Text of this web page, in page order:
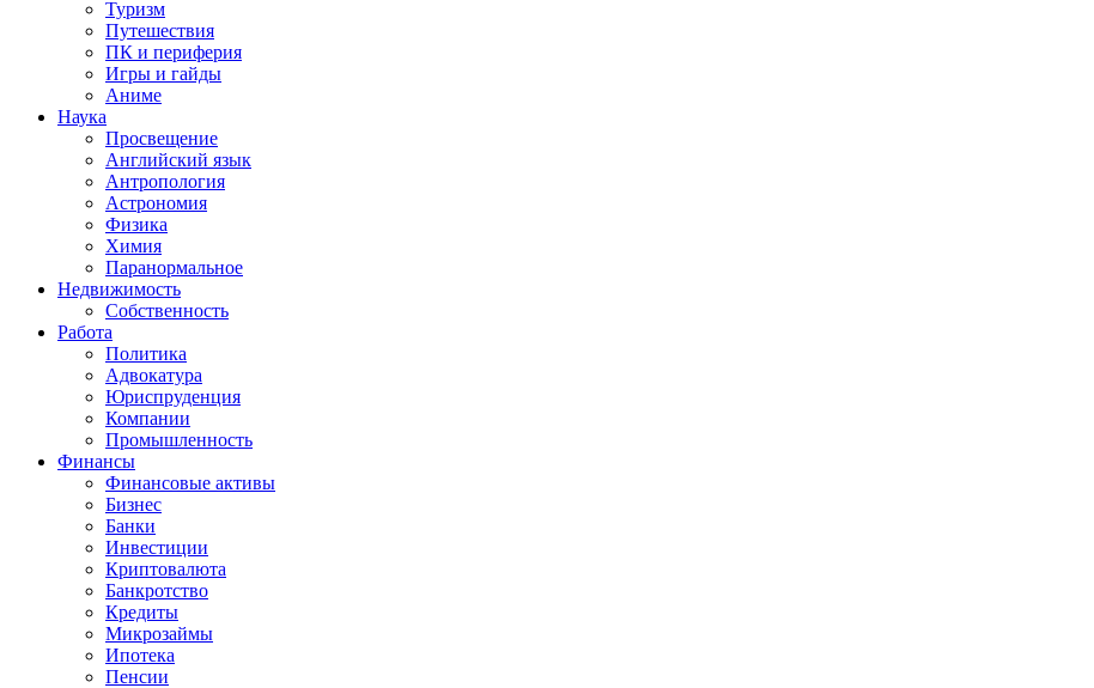
Туризм
Путешествия
ПК и периферия
Игры и гайды
Аниме
Наука
Просвещение
Английский язык
Антропология
Астрономия
Физика
Химия
Паранормальное
Недвижимость
Собственность
Работа
Политика
Адвокатура
Юриспруденция
Компании
Промышленность
Финансы
Финансовые активы
Бизнес
Банки
Инвестиции
Криптовалюта
Банкротство
Кредиты
Микрозаймы
Ипотека
Пенсии